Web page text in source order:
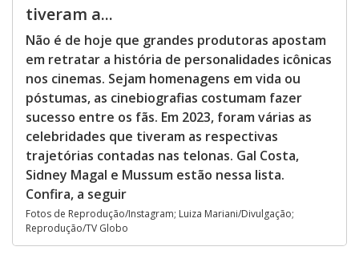
tiveram a...
Não é de hoje que grandes produtoras apostam
em retratar a história de personalidades icônicas
nos cinemas. Sejam homenagens em vida ou
póstumas, as cinebiografias costumam fazer
sucesso entre os fãs. Em 2023, foram várias as
celebridades que tiveram as respectivas
trajetórias contadas nas telonas. Gal Costa,
Sidney Magal e Mussum estão nessa lista.
Confira, a seguir
Fotos de Reprodução/Instagram; Luiza Mariani/Divulgação;
Reprodução/TV Globo